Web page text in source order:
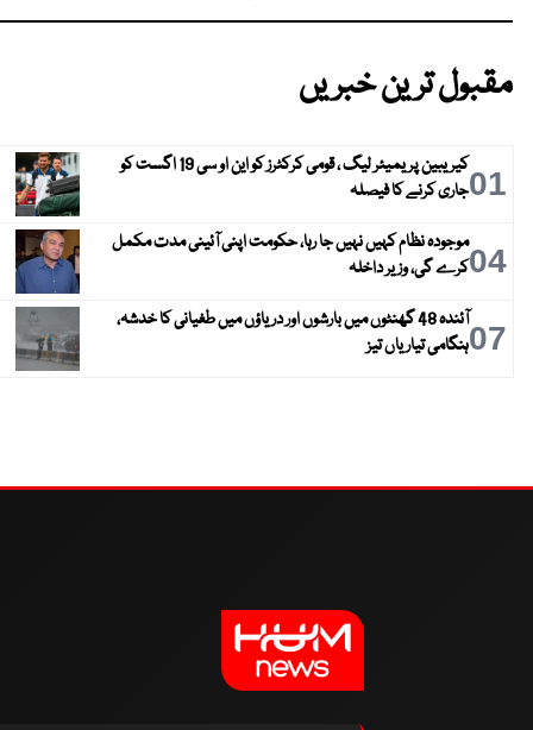
مقبول ترین خبریں
01
کیریبین پریمیئر لیگ ، قومی کرکٹرز کو این او سی 19 اگست کو
جاری کرنے کا فیصلہ
04موجودہ نظام کہیں نہیں جا رہا، حکومت اپنی آئینی مدت مکمل
کرے گی، وزیر داخلہ
07
آئندہ 48 گھنٹوں میں بارشوں اور دریاؤں میں طغیانی کا خدشہ،
ہنگامی تیاریاں تیز